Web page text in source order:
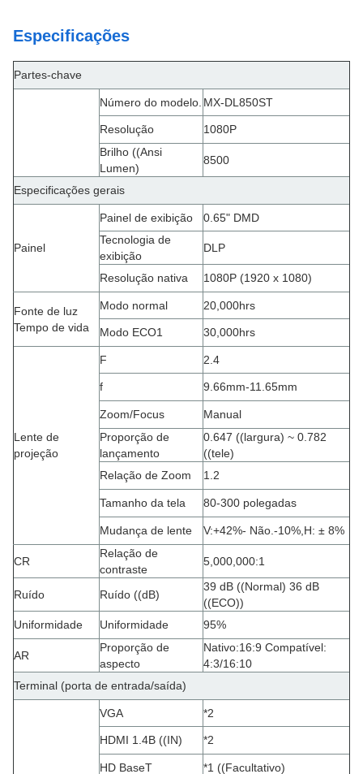
Especificações
Partes-chave
Número do modelo. MX-DL850ST
Resolução
1080P
Brilho ((Ansi
Lumen)
8500
Especificações gerais
Painel
Painel de exibição
0.65" DMD
Tecnologia de
exibição
DLP
Resolução nativa 1080P (1920 x 1080)
Fonte de luz
Tempo de vida
Modo normal 20,000hrs
Modo ECO1 30,000hrs
Lente de
projeção
F 2.4
f 9.66mm-11.65mm
Zoom/Focus
Manual
Proporção de
lançamento
0.647 ((largura) ~ 0.782
((tele)
Relação de Zoom
1.2
Tamanho da tela 80-300 polegadas
Mudança de lente V:+42%- Não. -10% H: ± 8%
CR
Relação de
contraste
5,000,000:1
Ruído Ruído ((dB)
39 dB ((Normal) 36 dB
((ECO))
Uniformidade
Uniformidade 95%
AR
Proporção de
aspecto
Nativo:16:9 Compatível:
4:3/16:10
Terminal (porta de entrada/saída)
VGA *2
HDMI 1.4B ((IN) *2
HD BaseT *1 ((Facultativo)